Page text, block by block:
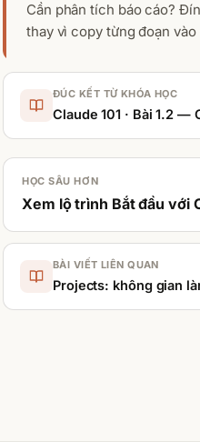
Cần phân tích báo cáo?
thay vì copy từng đoạn vào
ĐÚC KẾT TỪ KHÓA HỌC
Claude 101 · Bài 1.2 —
HỌC SÂU HƠN
Xem lộ trình Bắt đầu với
BÀI VIẾT LIÊN QUAN
Projects: không gian